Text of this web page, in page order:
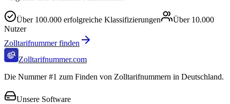
Über 100.000 erfolgreiche Klassifizierungen Über 10.000
Nutzer
Zolltarifnummer finden
Zolltarifnummer.com
Die Nummer #1 zum Finden von Zolltarifnummern in Deutschland.
Unsere Software